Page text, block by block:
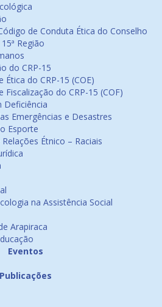
de Conduta Ética do Conselho
Região
do CRP-15
do CRP-15 (COE)
do CRP-15 (COF)
Deficiência
Emergências e Desastres
Esporte
Étnico – Raciais
na Assistência Social
Arapiraca
Eventos
Publicações